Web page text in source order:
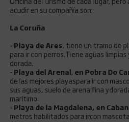
acudir en su compañía son:
La Coruña
- Playa de Ares, tiene un tramo de
para ir con perros.Tiene aguas
dorada.
- Playa del Arenal, en Pobra Do
de las mejores playaspara ir con
sus aguas, suelo de arena fina
marítimo.
- Playa de la Magdalena, en
metros habilitados para ircon